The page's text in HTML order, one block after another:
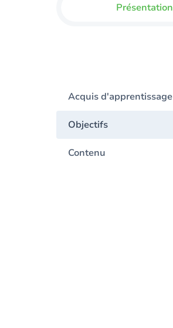
Présentation
Acquis d'apprentissage
Objectifs
Contenu